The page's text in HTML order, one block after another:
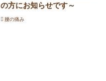
の方にお知らせです～
腰の痛み